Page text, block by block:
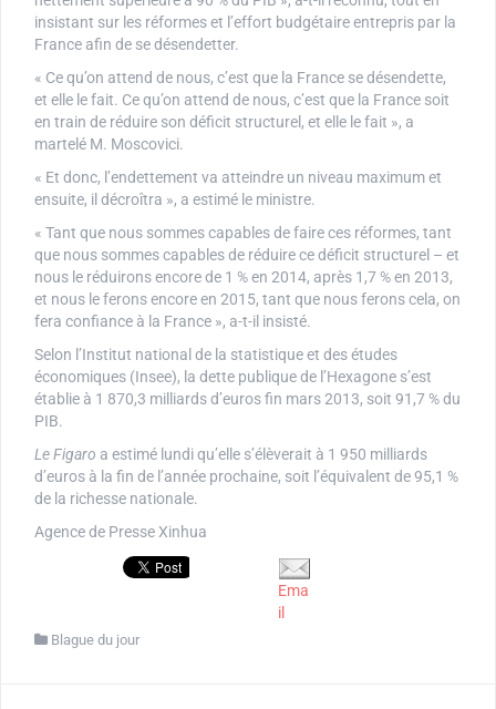
insistant sur les réformes et l’effort budgétaire entrepris par la
France afin de se désendetter.
« Ce qu’on attend de nous, c’est que la France se désendette,
et elle le fait. Ce qu’on attend de nous, c’est que la France soit
en train de réduire son déficit structurel, et elle le fait », a
martelé M. Moscovici.
« Et donc, l’endettement va atteindre un niveau maximum et
ensuite, il décroîtra », a estimé le ministre.
« Tant que nous sommes capables de faire ces réformes, tant
que nous sommes capables de réduire ce déficit structurel – et
nous le réduirons encore de 1 % en 2014, après 1,7 % en 2013,
et nous le ferons encore en 2015, tant que nous ferons cela, on
fera confiance à la France », a-t-il insisté.
Selon l’Institut national de la statistique et des études
économiques (Insee), la dette publique de l’Hexagone s’est
établie à 1 870,3 milliards d’euros fin mars 2013, soit 91,7 % du
PIB.
Le Figaro a estimé lundi qu’elle s’élèverait à 1 950 milliards
d’euros à la fin de l’année prochaine, soit l’équivalent de 95,1 %
de la richesse nationale.
Agence de Presse Xinhua
Ema
il
Blague du jour